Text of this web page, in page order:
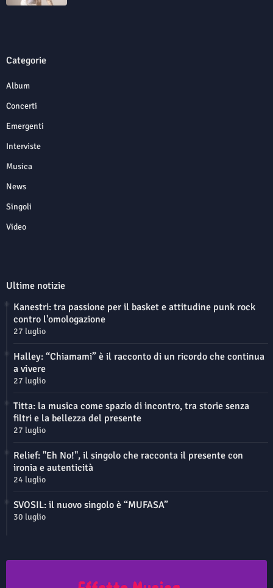
Categorie
Album
Concerti
Emergenti
Interviste
Musica
News
Singoli
Video
Ultime notizie
Kanestri: tra passione per il basket e attitudine punk rock
contro l'omologazione
27 luglio
Halley: “Chiamami” è il racconto di un ricordo che continua
a vivere
27 luglio
Titta: la musica come spazio di incontro, tra storie senza
filtri e la bellezza del presente
27 luglio
Relief: "Eh No!", il singolo che racconta il presente con
ironia e autenticità
24 luglio
SVOSIL: il nuovo singolo è “MUFASA”
30 luglio